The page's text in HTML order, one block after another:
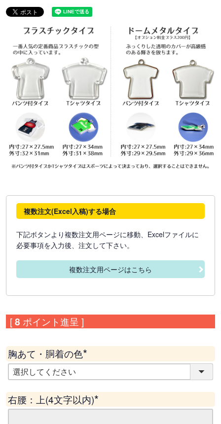
複数注文(Excel入稿)する場合
下記ボタンより複数注文用ページに移動、Excelファイルに
必要事項を入力後、注文して下さい。
複数注文用ページはこちら
[8 ポイント進呈 ]
胸あて・胴着の色
(
)
右腰：上(4文字以内)
(